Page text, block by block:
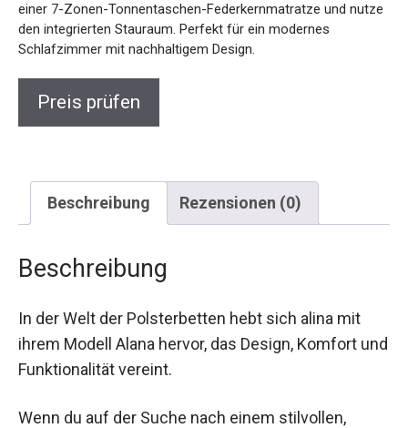
einer 7-Zonen-Tonnentaschen-Federkernmatratze und nutze
den integrierten Stauraum. Perfekt für ein modernes
Schlafzimmer mit nachhaltigem Design.
Preis prüfen
Beschreibung Rezensionen (0)
Beschreibung
In der Welt der Polsterbetten hebt sich alina mit
ihrem Modell Alana hervor, das Design, Komfort und
Funktionalität vereint.
Wenn du auf der Suche nach einem stilvollen,